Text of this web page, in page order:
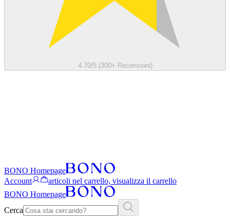
4.70/5 (300+ Recensioni)
BONO Homepage
Account
articoli nel carrello, visualizza il carrello
BONO Homepage
Cerca